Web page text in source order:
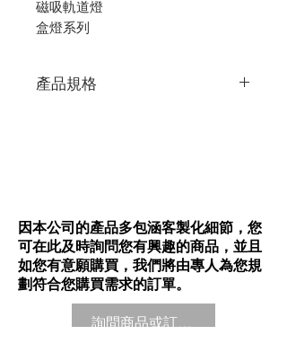
磁吸軌道燈
盒燈系列
產品規格
因本公司的產品多包涵客製化細節，您
可在此及時詢問您有興趣的商品，並且
如您有意願購買，我們將由專人為您規
劃符合您購買需求的訂單。
詢問商品或訂購商品